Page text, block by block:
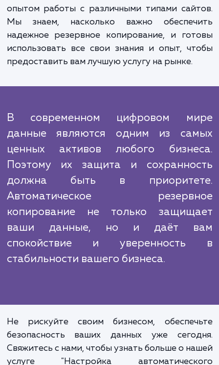
Наша работа не заканчивается на
настройки. Мы регулярно
успешность процедуры
копирования, проверяем
резервных копий и готовы
Несмотря на то, что многие
предлагают подобные услуги, наш
отличается глубоким пониманием
данных в современном бизнесе и
опытом работы с различными типами
Мы знаем, насколько важно
надежное резервное копирование, и
использовать все свои знания и опыт,
предоставить вам лучшую услугу на рынке.
В современном цифровом
данные являются одним из
ценных активов любого
Поэтому их защита и